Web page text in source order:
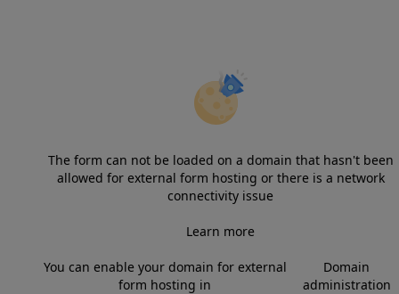
The form can not be loaded on a domain that hasn't been
allowed for external form hosting or there is a network
connectivity issue
Learn more
You can enable your domain for external
form hosting in
Domain
administration